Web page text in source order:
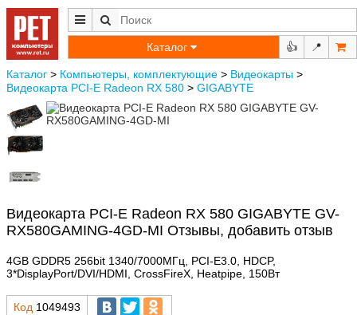
Каталог 👍 📍
Каталог > Компьютеры, комплектующие > Видеокарты >
Видеокарта PCI-E Radeon RX 580 > GIGABYTE
Видеокарта PCI-E Radeon RX 580 GIGABYTE GV-
RX580GAMING-4GD-MI Отзывы, добавить отзыв
4GB GDDR5 256bit 1340/7000МГц, PCI-E3.0, HDCP,
3*DisplayPort/DVI/HDMI, CrossFireX, Heatpipe, 150Вт
Код 1049493